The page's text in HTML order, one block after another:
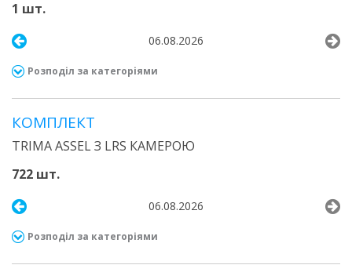
1 шт.
06.08.2026
Розподіл за категоріями
КОМПЛЕКТ
TRIMA ASSEL З LRS КАМЕРОЮ
722 шт.
06.08.2026
Розподіл за категоріями